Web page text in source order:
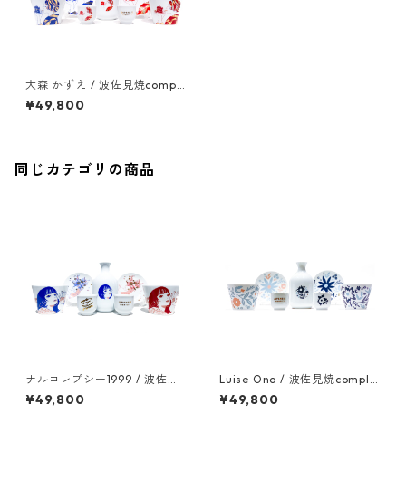
大森 かずえ / 波佐見焼compl
ete set
¥49,800
同じカテゴリの商品
ナルコレプシー1999 / 波佐見
焼complete set
¥49,800
Luise Ono / 波佐見焼comple
te set
¥49,800